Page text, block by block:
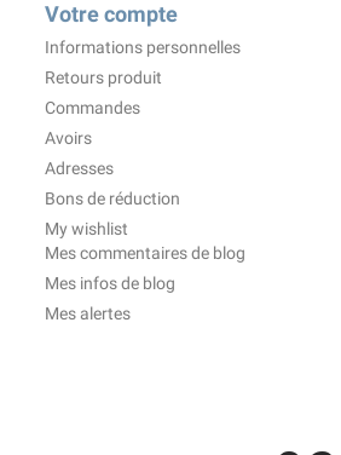
Votre compte
Informations personnelles
Retours produit
Commandes
Avoirs
Adresses
Bons de réduction
My wishlist
Mes commentaires de blog
Mes infos de blog
Mes alertes